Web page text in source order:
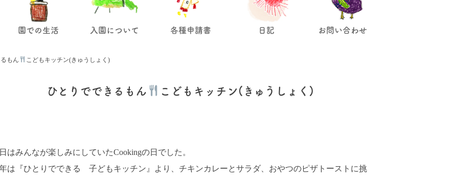
園での生活 入園について 各種申請書 日記 お問い合わせ
もん こどもキッチン(きゅうしょく)
ひとりでできるもん こどもキッチン(きゅうしょく)
はみんなが楽しみにしていたCookingの日でした。
は『ひとりでできる 子どもキッチン』より、チキンカレーとサラダ、おやつのピザトーストに挑